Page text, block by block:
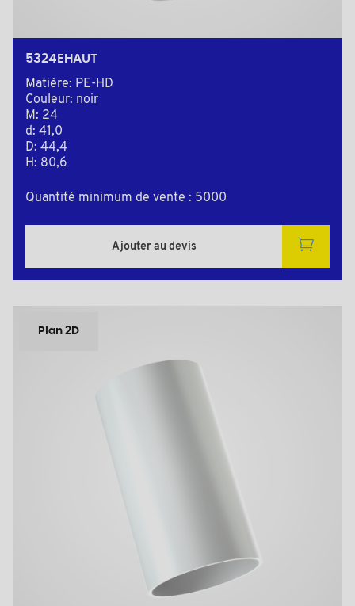
5324EHAUT
Matière: PE-HD
Couleur: noir
M: 24
d: 41,0
D: 44,4
H: 80,6
Quantité minimum de vente : 5000
Ajouter au devis
Plan 2D